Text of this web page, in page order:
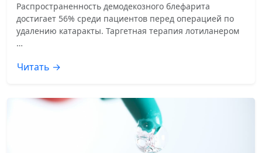
Распространенность демодекозного блефарита
достигает 56% среди пациентов перед операцией по
удалению катаракты. Таргетная терапия лотиланером
…
Читать →